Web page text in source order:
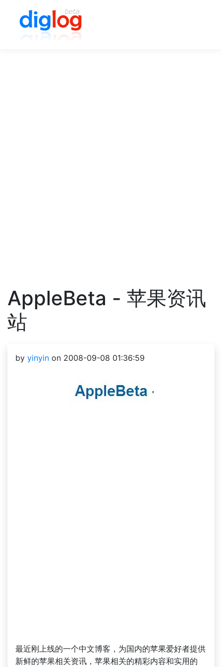
AppleBeta - 苹果资讯
站
by yinyin on 2008-09-08 01:36:59
最近刚上线的一个中文博客，为国内的苹果爱好者提供
新鲜的苹果相关资讯，苹果相关的精彩内容和实用的